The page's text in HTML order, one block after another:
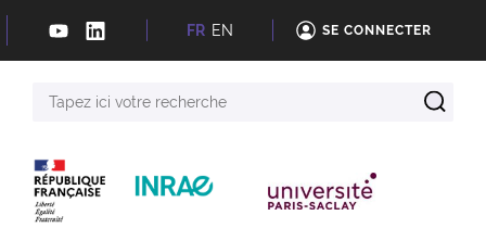
FR EN SE CONNECTER